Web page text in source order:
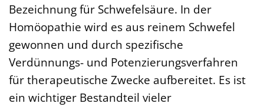
Bezeichnung für Schwefelsäure. In der
Homöopathie wird es aus reinem Schwefel
gewonnen und durch spezifische
Verdünnungs- und Potenzierungsverfahren
für therapeutische Zwecke aufbereitet. Es ist
ein wichtiger Bestandteil vieler